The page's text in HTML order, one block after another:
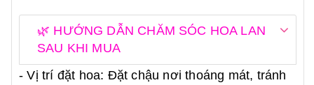
🌿 HƯỚNG DẪN CHĂM SÓC HOA LAN
SAU KHI MUA
- Vị trí đặt hoa: Đặt chậu nơi thoáng mát, tránh